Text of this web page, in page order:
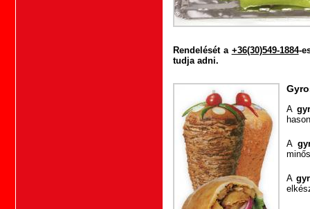
Rendelését a +36(30)549-1884-
tudja adni.
A
A
A